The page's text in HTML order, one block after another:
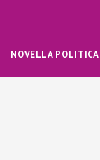
NOVELLA POLITICA